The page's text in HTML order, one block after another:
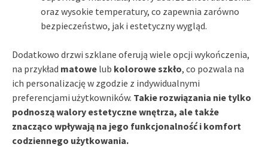
oraz wysokie temperatury, co zapewnia zarówno
bezpieczeństwo, jak i estetyczny wygląd.
Dodatkowo drzwi szklane oferują wiele opcji wykończenia,
na przykład matowe lub kolorowe szkło, co pozwala na
ich personalizację w zgodzie z indywidualnymi
preferencjami użytkowników. Takie rozwiązania nie tylko
podnoszą walory estetyczne wnętrza, ale także
znacząco wpływają na jego funkcjonalność i komfort
codziennego użytkowania.